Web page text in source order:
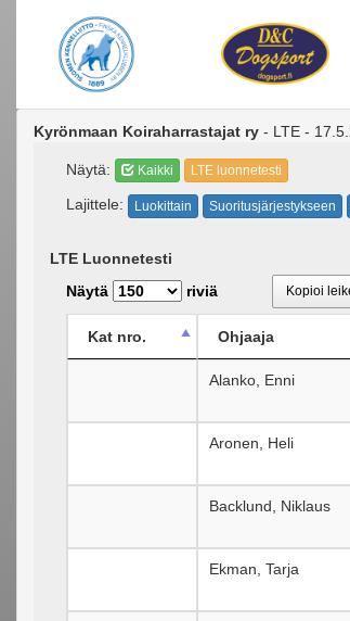
Kyrönmaan Koiraharrastajat ry - LTE -
Näytä: Kaikki LTE luonnetesti
Lajittele: Luokittain Suoritusjärjestykseen
LTE Luonnetesti
Näytä
riviä Kopioi
Kat nro. Ohjaaja
Alanko, Enni
Aronen, Heli
Backlund, Niklaus
Ekman, Tarja